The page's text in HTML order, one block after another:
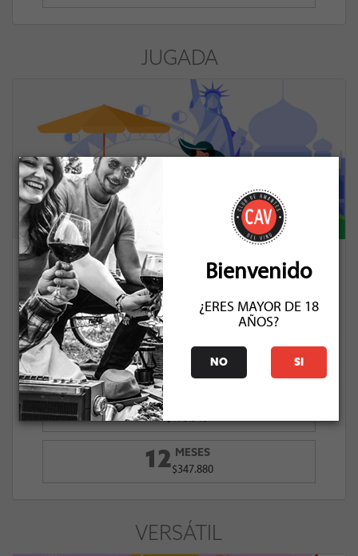
JUGADA
BURBUJAS 1
VALOR MENSUAL
$28.990
3 MESES
6 $173.940
12 MESES
$347.880
VERSÁTIL
Bienvenido
¿ERES MAYOR DE 18
AÑOS?
NO SI